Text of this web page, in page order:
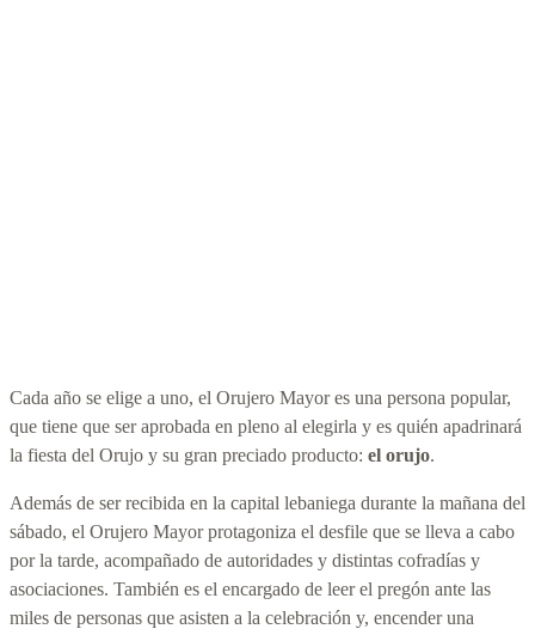
Cada año se elige a uno, el Orujero Mayor es una persona popular,
que tiene que ser aprobada en pleno al elegirla y es quién apadrinará
la fiesta del Orujo y su gran preciado producto: el orujo.
Además de ser recibida en la capital lebaniega durante la mañana del
sábado, el Orujero Mayor protagoniza el desfile que se lleva a cabo
por la tarde, acompañado de autoridades y distintas cofradías y
asociaciones. También es el encargado de leer el pregón ante las
miles de personas que asisten a la celebración y, encender una